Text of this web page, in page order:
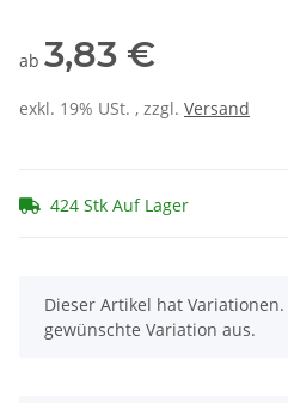
ab 3,83 €
exkl. 19% USt. , zzgl. Versand
424 Stk Auf Lager
x
Dieser Artikel hat
gewünschte Variation aus.